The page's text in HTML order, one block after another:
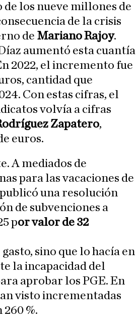
los nueve millones de
de la crisis
de Mariano Rajoy.
aumentó esta cuantía
2022, el incremento fue
cantidad que
Con estas cifras, el
volvía a cifras
Zapatero,
euros.
A mediados de
para las vacaciones de
una resolución
de subvenciones a
por valor de 32
sino que lo hacía en
la incapacidad del
aprobar los PGE. En
visto incrementadas
%.